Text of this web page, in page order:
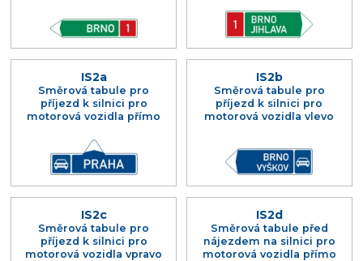
IS2a
Směrová tabule pro
příjezd k silnici pro
motorová vozidla přímo
IS2b
Směrová tabule pro
příjezd k silnici pro
motorová vozidla vlevo
IS2c
Směrová tabule pro
příjezd k silnici pro
motorová vozidla vpravo
IS2d
Směrová tabule před
nájezdem na silnici pro
motorová vozidla přímo